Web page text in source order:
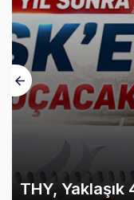
THY, Yaklaşık